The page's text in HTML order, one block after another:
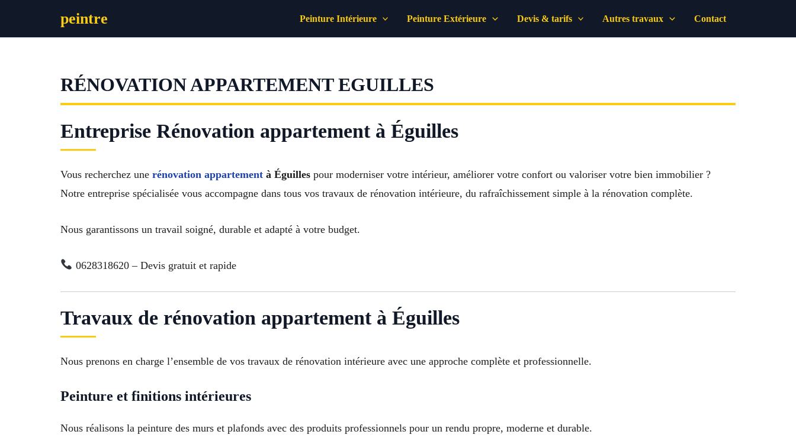
contenu
peintre Peinture Intérieure Peinture Extérieure Devis & tarifs Autres travaux Contact
RÉNOVATION APPARTEMENT EGUILLES
Entreprise Rénovation appartement à Éguilles
Vous recherchez une rénovation appartement à Éguilles pour moderniser votre intérieur, améliorer votre confort ou valoriser votre bien immobilier ?
Notre entreprise spécialisée vous accompagne dans tous vos travaux de rénovation intérieure, du rafraîchissement simple à la rénovation complète.
Nous garantissons un travail soigné, durable et adapté à votre budget.
0628318620 – Devis gratuit et rapide
Travaux de rénovation appartement à Éguilles
Nous prenons en charge l’ensemble de vos travaux de rénovation intérieure avec une approche complète et professionnelle.
Peinture et finitions intérieures
Nous réalisons la peinture des murs et plafonds avec des produits professionnels pour un rendu propre, moderne et durable.